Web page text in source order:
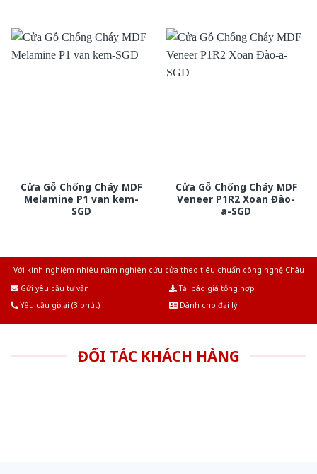
Cửa Gỗ Chống Cháy MDF
Melamine P1 van kem-
SGD
Cửa Gỗ Chống Cháy MDF
Veneer P1R2 Xoan Đào-
a-SGD
Với kinh nghiệm nhiêu năm nghiên cứu cửa theo tiêu chuẩn công nghệ Châu
Gửi yêu cầu tư vấn
Tải báo giá tổng hợp
Yêu cầu gọi lại (3 phút)
Dành cho đại lý
ĐỐI TÁC KHÁCH HÀNG